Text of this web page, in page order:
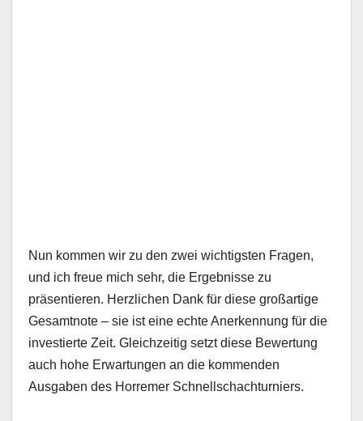
Nun kommen wir zu den zwei wichtigsten Fragen,
und ich freue mich sehr, die Ergebnisse zu
präsentieren. Herzlichen Dank für diese großartige
Gesamtnote – sie ist eine echte Anerkennung für die
investierte Zeit. Gleichzeitig setzt diese Bewertung
auch hohe Erwartungen an die kommenden
Ausgaben des Horremer Schnellschachturniers.